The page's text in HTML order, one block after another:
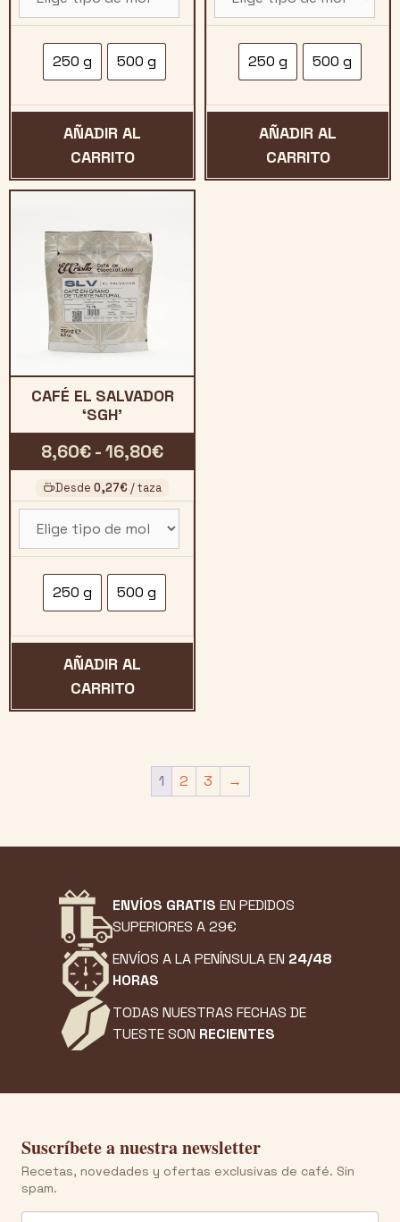
9,10€
hasta
17,85€
250 g 500 g
AÑADIR AL
CARRITO
250 g 500 g
AÑADIR AL
CARRITO
CAFÉ EL SALVADOR
‘SGH’
8,60€-16,80€Rango
de
precios:
desde
8,60€
hasta
16,80€
Desde 0,27€ / taza
250 g 500 g
AÑADIR AL
CARRITO
1 2 3 →
ENVÍOS GRATIS EN PEDIDOS
SUPERIORES A 29€
ENVÍOS A LA PENÍNSULA EN 24/48
HORAS
TODAS NUESTRAS FECHAS DE
TUESTE SON RECIENTES
Suscríbete a nuestra newsletter
Recetas, novedades y ofertas exclusivas de café. Sin
spam.